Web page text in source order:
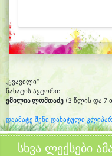
„ყვავილი“
ნახატის ავტორი:
ემილია ლომთაძე (3 წლის და 7
დაამატე შენი დახატული
სხვა ლექსები